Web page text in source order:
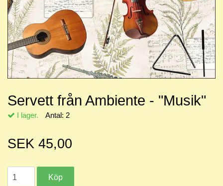
Servett från Ambiente - "Musik"
I lager. Antal: 2
SEK 45,00